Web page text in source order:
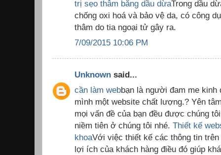
trị sẹo thâm bằng dầu dừaTrong dầu
chống oxi hoá và bảo vệ da, có công
thâm do tia ngoại tử gây ra.
7/09/2015 10:06 PM
Unknown said...
cần làm webbạn là người đam me kinh
mình một website chất lượng.? Yên
mọi vấn đề của bạn đều được chúng
niềm tiên ở chúng tôi nhé. Thiết kế
khoaVới việc thiết kế các thông tin
lợi ích của khách hàng điều đó giúp